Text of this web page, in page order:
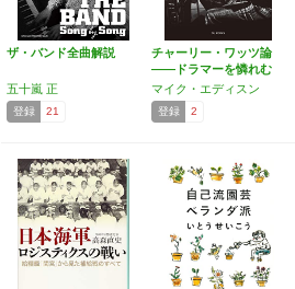
ザ・バンド全曲解説
五十嵐 正
登録 21
チャーリー・ワッツ論
――ドラマーを憐れむ
歌 …
マイク・エディスン
登録 2